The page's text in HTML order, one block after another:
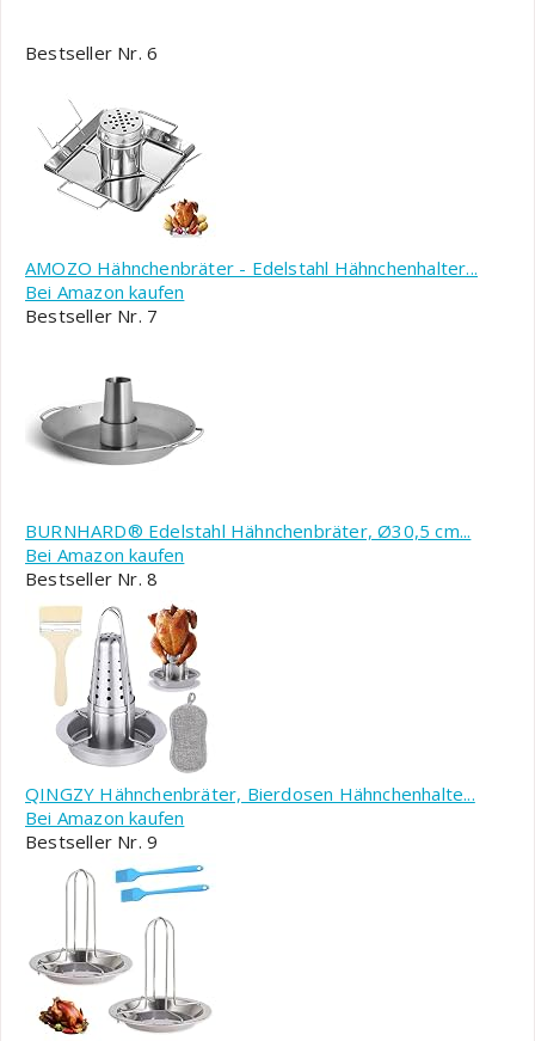
Bestseller Nr. 6
AMOZO Hähnchenbräter - Edelstahl Hähnchenhalter...
Bei Amazon kaufen
Bestseller Nr. 7
BURNHARD® Edelstahl Hähnchenbräter, Ø30,5 cm...
Bei Amazon kaufen
Bestseller Nr. 8
QINGZY Hähnchenbräter, Bierdosen Hähnchenhalte...
Bei Amazon kaufen
Bestseller Nr. 9